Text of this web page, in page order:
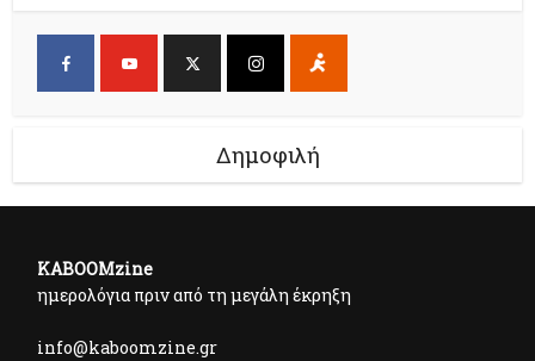
Δημοφιλή
KABOOMzine
ημερολόγια πριν από τη μεγάλη έκρηξη
info@kaboomzine.gr